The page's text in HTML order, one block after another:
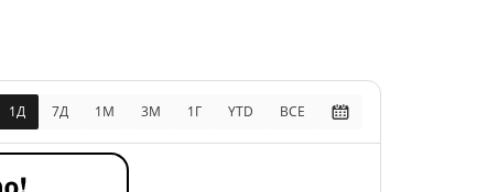
1Д 7Д 1М 3M 1Г YTD ВСЕ